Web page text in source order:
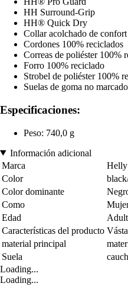
HH Surround-Grip
HH® Quick Dry
Collar acolchado de confort
Cordones 100% reciclados
Correas de poliéster 100%
Forro 100% reciclado
Strobel de poliéster 100%
Suelas de goma no
Especificaciones:
Peso: 740,0 g
Información adicional
Marca
Helly
Color
Color dominante
Como
Edad
Características del producto
material principal
Suela
Loading...
Loading...